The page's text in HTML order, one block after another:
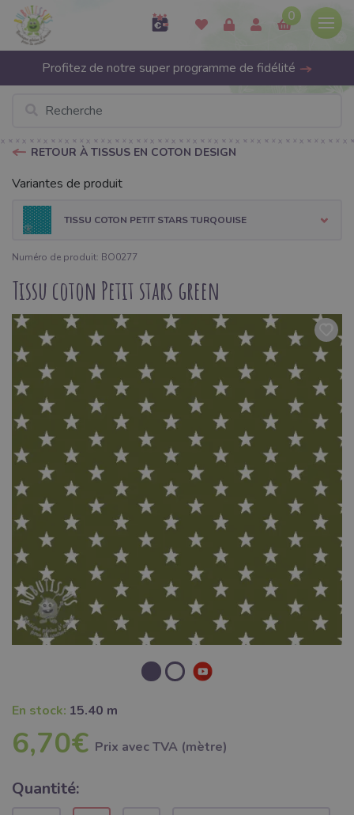
0
Profitez de notre super programme de fidélité
RETOUR À TISSUS EN COTON DESIGN
Variantes de produit
TISSU COTON PETIT STARS TURQOUISE
Numéro de produit: BO0277
Tissu coton Petit stars green
En stock: 15.40 m
6,70€ Prix ​​avec TVA (mètre)
Quantité: